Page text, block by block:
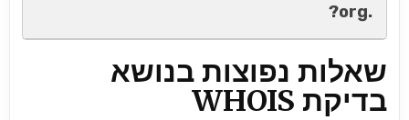
.org?
שאלות נפוצות בנושא
בדיקת WHOIS